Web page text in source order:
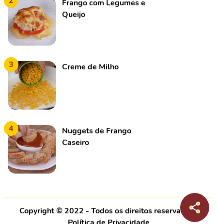
Frango com Legumes e
Queijo
3 Creme de Milho
4
Nuggets de Frango
Caseiro
Copyright © 2022 - Todos os direitos reservados |